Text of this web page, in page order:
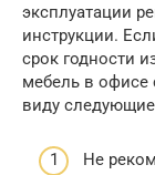
эксплуатации
инструкции.
срок годности
мебель в офисе
виду
Не